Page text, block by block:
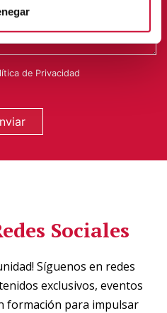
de Privacidad
Sociales
Síguenos en redes
exclusivos, eventos
formación para impulsar